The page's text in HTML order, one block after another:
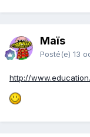
Maïs
Posté(e) 13
http://